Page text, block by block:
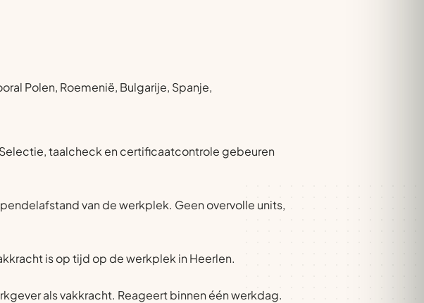
Polen, Roemenië, Bulgarije, Spanje,
taalcheck en certificaatcontrole gebeuren
van de werkplek. Geen overvolle units,
is op tijd op de werkplek in Heerlen.
als vakkracht. Reageert binnen één werkdag.